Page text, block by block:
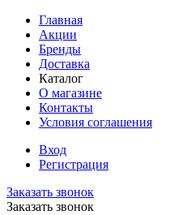
Главная
Акции
Бренды
Доставка
Каталог
О магазине
Контакты
Условия соглашения
Вход
Регистрация
Заказать звонок
Заказать звонок